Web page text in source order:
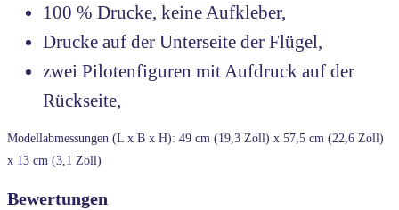
100 % Drucke, keine Aufkleber,
Drucke auf der Unterseite der Flügel,
zwei Pilotenfiguren mit Aufdruck auf der
Rückseite,
Modellabmessungen (L x B x H): 49 cm (19,3 Zoll) x 57,5 cm (22,6 Zoll)
x 13 cm (3,1 Zoll)
Bewertungen